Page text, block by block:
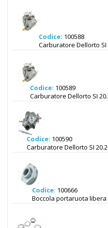
Codice: 100588
Carburatore Dellorto SI
Codice: 100589
Carburatore Dellorto SI
Codice: 100590
Carburatore Dellorto SI
Codice: 100666
Boccola portaruota libera